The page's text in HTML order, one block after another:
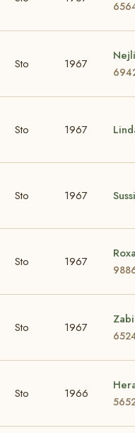
Sto 1967
Sto 1967
Sto 1967
Sto 1967
Sto 1967
Sto 1966